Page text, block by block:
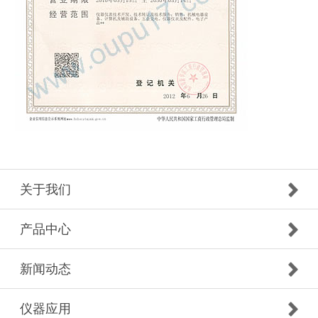
关于我们
产品中心
新闻动态
仪器应用